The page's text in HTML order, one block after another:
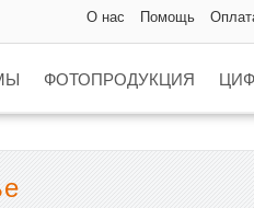
О нас Помощь
ФОТОПРОДУКЦИЯ